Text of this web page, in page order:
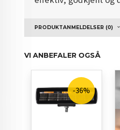
PRODUKTANMELDELSER (0)
VI ANBEFALER OGSÅ
-36%